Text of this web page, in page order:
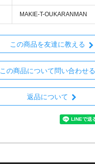
MAKIE-T-OUKARANMAN
この商品を友達に教える
この商品について問い合わせる
返品について